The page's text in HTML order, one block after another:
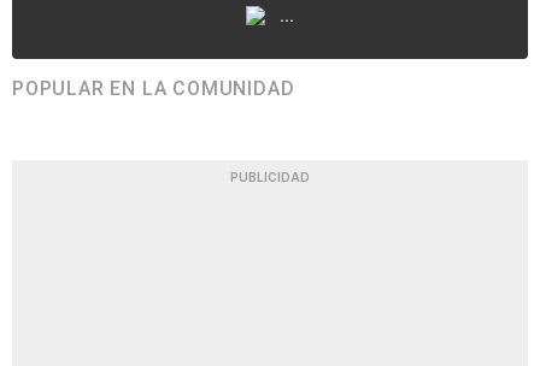
...
POPULAR EN LA COMUNIDAD
PUBLICIDAD